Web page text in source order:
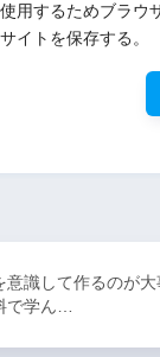
用するためブラウ
イトを保存する。
意識して作るのが
で学ん…